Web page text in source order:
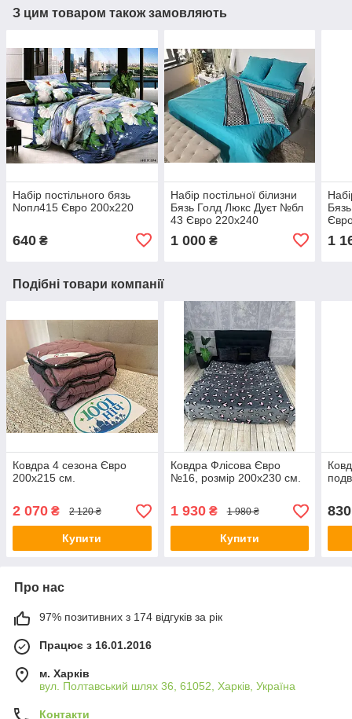
З цим товаром також замовляють
Набір постільного бязь
Noпл415 Євро 200х220
640 ₴
Набір постільної білизни
Бязь Голд Люкс Дуєт №бл
43 Євро 220х240
1 000₴ 1
Подібні товари компанії
Ковдра 4 сезона Євро
200х215 см.
2 070 ₴ 2 120 ₴
Купити
Ковдра Флісова Євро
№16, розмір 200х230 см.
1 930₴ 1 980 ₴
Купити
830
Про нас
97% позитивних з 174 відгуків за рік
Працює з 16.01.2016
м. Харків
вул. Полтавський шлях 36, 61052, Харків, Україна
Контакти